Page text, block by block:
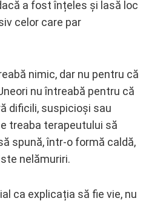
a fost înțeles și lasă loc
celor care par
nimic, dar nu pentru că
nu întreabă pentru că
dificili, suspicioși sau
treaba terapeutului să
spună, într-o formă caldă,
nelămuriri.
ca explicația să fie vie, nu